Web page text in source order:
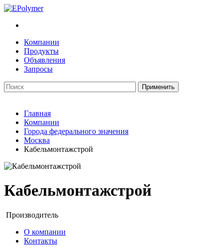
Компании
Продукты
Объявления
Запросы
Главная
Компании
Города федерального значения
Москва
Кабельмонтажстрой
Кабельмонтажстрой
Производитель
О компании
Контакты